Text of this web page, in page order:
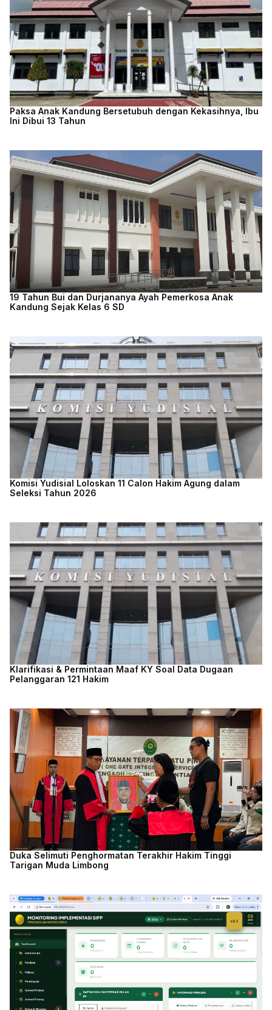
Paksa Anak Kandung Bersetubuh dengan Kekasihnya, Ibu
Ini Dibui 13 Tahun
19 Tahun Bui dan Durjananya Ayah Pemerkosa Anak
Kandung Sejak Kelas 6 SD
Komisi Yudisial Loloskan 11 Calon Hakim Agung dalam
Seleksi Tahun 2026
Klarifikasi & Permintaan Maaf KY Soal Data Dugaan
Pelanggaran 121 Hakim
Duka Selimuti Penghormatan Terakhir Hakim Tinggi
Tarigan Muda Limbong